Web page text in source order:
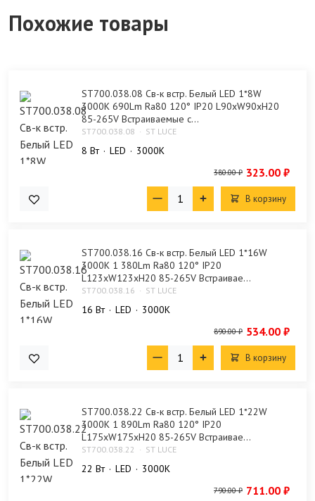
Похожие товары
ST700.038.08 Св-к встр. Белый LED 1*8W
3000K 690Lm Ra80 120° IP20 L90xW90xH20
85-265V Встраиваемые с...
ST700.038.08 ST LUCE
8 Bт LED 3000K
380.00 ₽ 323.00 ₽
В корзину
ST700.038.16 Св-к встр. Белый LED 1*16W
3000K 1 380Lm Ra80 120° IP20
L123xW123xH20 85-265V Встраивае...
ST700.038.16 ST LUCE
16 Bт LED 3000K
890.00 ₽ 534.00 ₽
В корзину
ST700.038.22 Св-к встр. Белый LED 1*22W
3000K 1 890Lm Ra80 120° IP20
L175xW175xH20 85-265V Встраивае...
ST700.038.22 ST LUCE
22 Bт LED 3000K
790.00 ₽ 711.00 ₽